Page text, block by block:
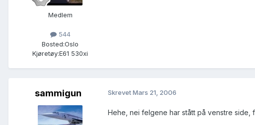
Medlem
544
Bosted:Oslo
Kjøretøy:E61 530xi
sammigun SkrevetMars 21, 2006
Hehe, nei felgene har stått på venstre side,